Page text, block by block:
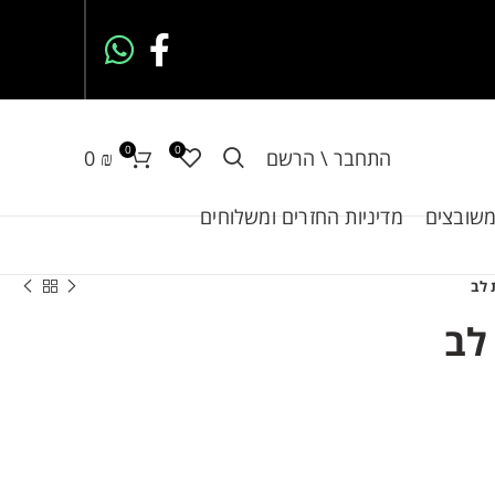
התחבר \ הרשם 0
0
0 ₪
מדיניות החזרים ומשלוחים
לב